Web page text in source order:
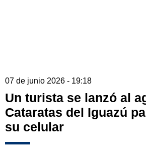
07 de junio 2026 - 19:18
Un turista se lanzó al
Cataratas del Iguazú
su celular